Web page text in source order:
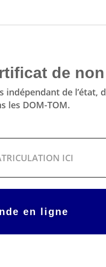
de
de l’état,
les DOM-TOM.